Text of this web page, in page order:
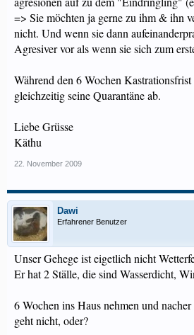
=> Sie möchten ja gerne zu ihm & ihn
nicht. Und wenn sie dann
Agresiver vor als wenn sie sich zum
Während den 6 Wochen
gleichzeitig seine Quarantäne ab.
Liebe Grüsse
Käthu
22. November 2009
Dawi
Erfahrener Benutzer
Unser Gehege ist eigetlich nicht
Er hat 2 Ställe, die sind Wasserdicht,
6 Wochen ins Haus nehmen und
geht nicht, oder?